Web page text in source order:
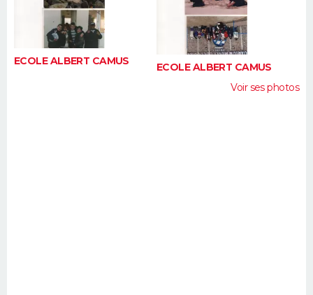
FORUM
Bricolage
Television
ECOLE ALBERT CAMUS
ECOLE ALBERT CAMUS
Voir ses photos